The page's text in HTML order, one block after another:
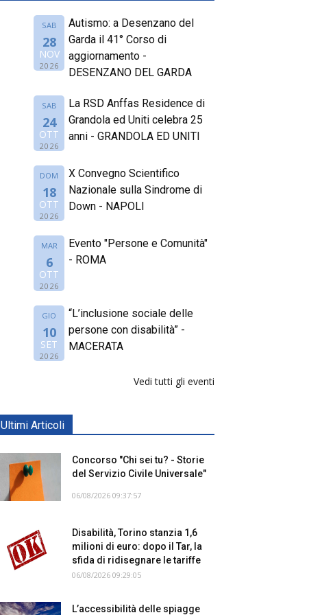
SAB
28
NOV
2026
Autismo: a Desenzano del
Garda il 41° Corso di
aggiornamento -
DESENZANO DEL GARDA
SAB
24
OTT
2026
La RSD Anffas Residence di
Grandola ed Uniti celebra 25
anni - GRANDOLA ED UNITI
DOM
18
OTT
2026
X Convegno Scientifico
Nazionale sulla Sindrome di
Down - NAPOLI
MAR
6
OTT
2026
Evento "Persone e Comunità"
- ROMA
GIO
10
SET
2026
“L’inclusione sociale delle
persone con disabilità” -
MACERATA
Vedi tutti gli eventi
Ultimi Articoli
Concorso "Chi sei tu? - Storie
del Servizio Civile Universale"
06/08/2026 09:37:57
Disabilità, Torino stanzia 1,6
milioni di euro: dopo il Tar, la
sfida di ridisegnare le tariffe
06/08/2026 09:29:05
L’accessibilità delle spiagge